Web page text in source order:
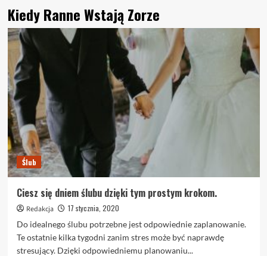
Kiedy Ranne Wstają Zorze
Ślub
Ciesz się dniem ślubu dzięki tym prostym krokom.
Redakcja
17 stycznia, 2020
Do idealnego ślubu potrzebne jest odpowiednie zaplanowanie.
Te ostatnie kilka tygodni zanim stres może być naprawdę
stresujący. Dzięki odpowiedniemu planowaniu...